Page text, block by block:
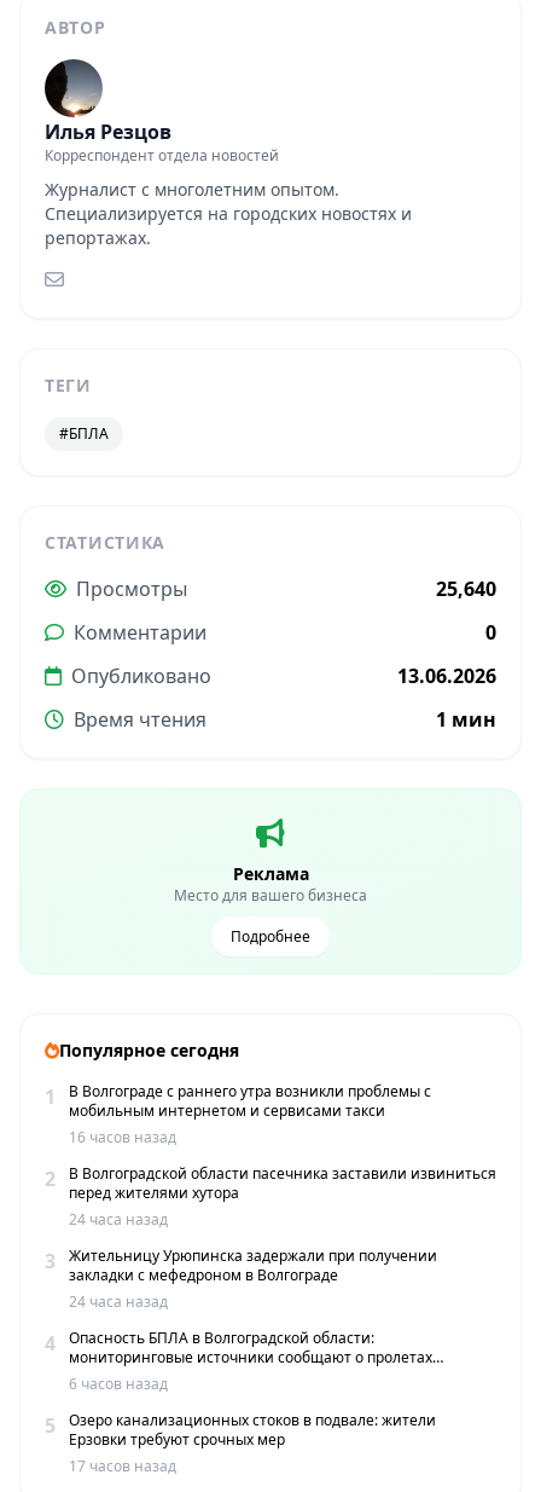
АВТОР
Илья Резцов
Корреспондент отдела новостей
Журналист с многолетним опытом.
Специализируется на городских новостях и
репортажах.
ТЕГИ
#БПЛА
СТАТИСТИКА
Просмотры
25,640
Комментарии
0
Опубликовано
13.06.2026
Время чтения
1 мин
Реклама
Место для вашего бизнеса
Подробнее
Популярное сегодня
1
В Волгограде с раннего утра возникли проблемы с
мобильным интернетом и сервисами такси
16 часов назад
2
В Волгоградской области пасечника заставили извиниться
перед жителями хутора
24 часа назад
3
Жительницу Урюпинска задержали при получении
закладки с мефедроном в Волгограде
24 часа назад
4
Опасность БПЛА в Волгоградской области:
мониторинговые источники сообщают о пролетах
беспилотников
6 часов назад
5
Озеро канализационных стоков в подвале: жители
Ерзовки требуют срочных мер
17 часов назад